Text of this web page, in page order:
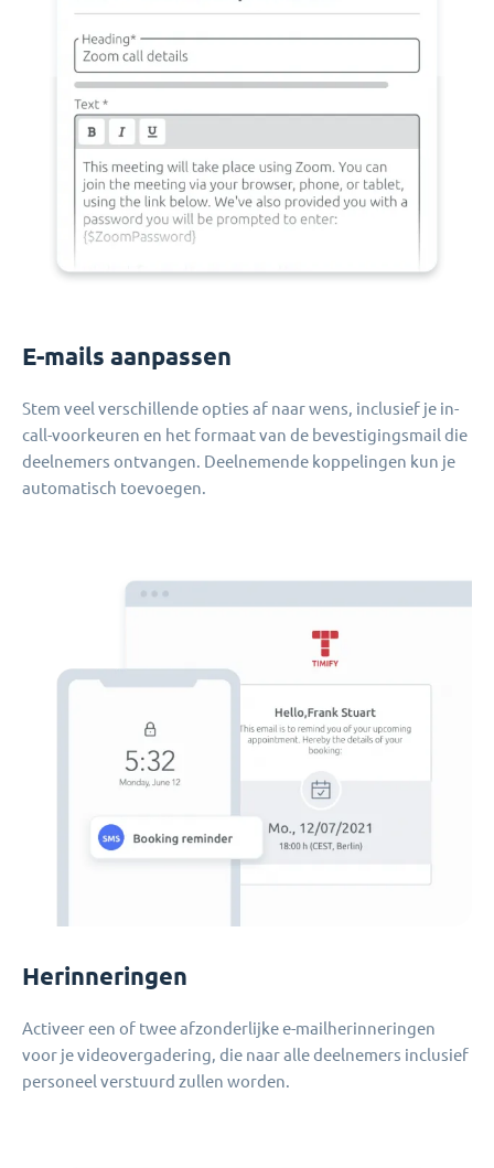
E-mails aanpassen
Stem veel verschillende opties af naar wens, inclusief je in-
call-voorkeuren en het formaat van de bevestigingsmail die
deelnemers ontvangen. Deelnemende koppelingen kun je
automatisch toevoegen.
Herinneringen
Activeer een of twee afzonderlijke e-mailherinneringen
voor je videovergadering, die naar alle deelnemers inclusief
personeel verstuurd zullen worden.